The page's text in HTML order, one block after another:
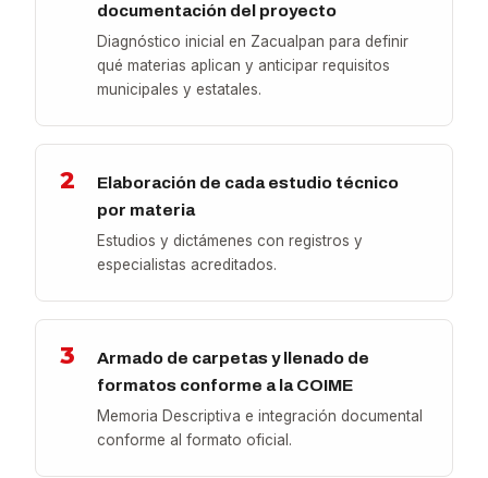
documentación del proyecto
Diagnóstico inicial en Zacualpan para definir
qué materias aplican y anticipar requisitos
municipales y estatales.
2
Elaboración de cada estudio técnico
por materia
Estudios y dictámenes con registros y
especialistas acreditados.
3
Armado de carpetas y llenado de
formatos conforme a la COIME
Memoria Descriptiva e integración documental
conforme al formato oficial.